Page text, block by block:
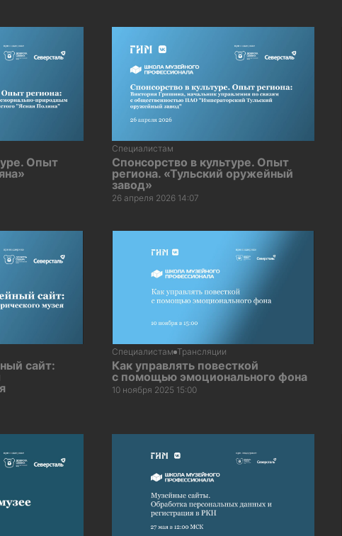
Опыт
Специалистам
Спонсорство в культуре. Опыт
региона. «Тульский оружейный
завод»
26 апреля 2026 14:07
сайт:
Специалистам Трансляции
Как управлять повесткой
с помощью эмоционального фона
10 ноября 2025 15:00